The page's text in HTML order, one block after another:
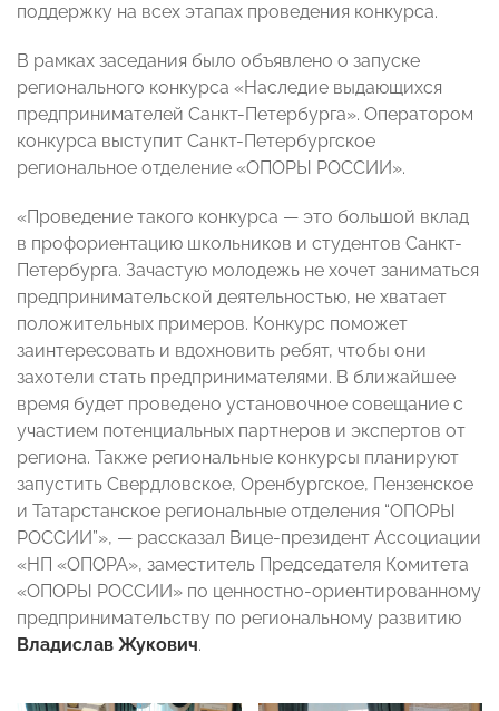
поддержку на всех этапах проведения конкурса.
В рамках заседания было объявлено о запуске
регионального конкурса «Наследие выдающихся
предпринимателей Санкт-Петербурга». Оператором
конкурса выступит Санкт-Петербургское
региональное отделение «ОПОРЫ РОССИИ».
«Проведение такого конкурса — это большой вклад
в профориентацию школьников и студентов Санкт-
Петербурга. Зачастую молодежь не хочет заниматься
предпринимательской деятельностью, не хватает
положительных примеров. Конкурс поможет
заинтересовать и вдохновить ребят, чтобы они
захотели стать предпринимателями. В ближайшее
время будет проведено установочное совещание с
участием потенциальных партнеров и экспертов от
региона. Также региональные конкурсы планируют
запустить Свердловское, Оренбургское, Пензенское
и Татарстанское региональные отделения “ОПОРЫ
РОССИИ”», — рассказал Вице-президент Ассоциации
«НП «ОПОРА», заместитель Председателя Комитета
«ОПОРЫ РОССИИ» по ценностно-ориентированному
предпринимательству по региональному развитию
Владислав Жукович.